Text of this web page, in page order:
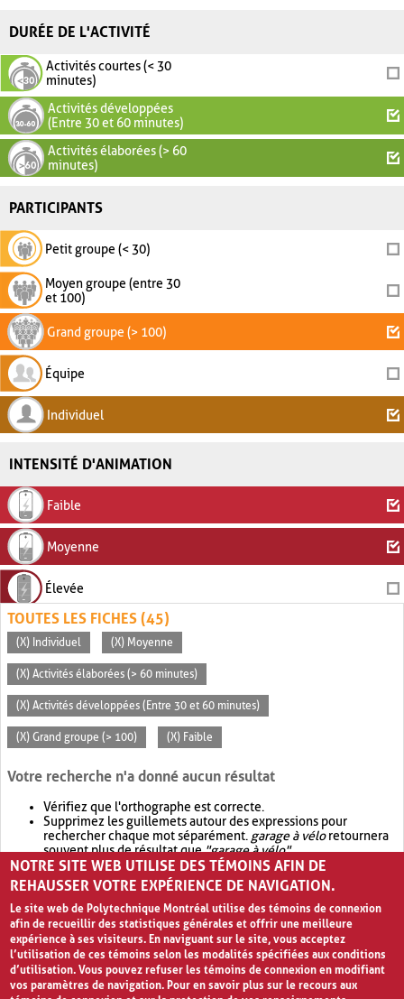
DURÉE DE L'ACTIVITÉ
Activités courtes (< 30
minutes)
Activités développées
(Entre 30 et 60 minutes)
Activités élaborées (> 60
minutes)
PARTICIPANTS
Petit groupe (< 30)
Moyen groupe (entre 30
et 100)
Grand groupe (> 100)
Équipe
Individuel
INTENSITÉ D'ANIMATION
Faible
Moyenne
Élevée
TOUTES LES FICHES (45)
(X) Individuel (X) Moyenne
(X) Activités élaborées (> 60 minutes)
(X) Activités développées (Entre 30 et 60 minutes)
(X) Grand groupe (> 100) (X) Faible
Votre recherche n'a donné aucun résultat
Vérifiez que l'orthographe est correcte.
Supprimez les guillemets autour des expressions pour
rechercher chaque mot séparément. garage à véloretournera
souvent plus de résultat que"garage à vélo".
Envisagez d'élargir votre recherche avec OR.garage OR vélo
retournera souvent plus de résultat quegarage à vélo
NOTRE SITE WEB UTILISE DES TÉMOINS AFIN DE
REHAUSSER VOTRE EXPÉRIENCE DE NAVIGATION.
Le site web de Polytechnique Montréal utilise des témoins de connexion
afin de recueillir des statistiques générales et offrir une meilleure
expérience à ses visiteurs. En naviguant sur le site, vous acceptez
l’utilisation de ces témoins selon les modalités spécifiées aux conditions
d’utilisation. Vous pouvez refuser les témoins de connexion en modifiant
vos paramètres de navigation. Pour en savoir plus sur le recours aux